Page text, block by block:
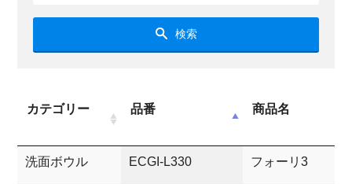
検索
カテゴリー 品番 商品名
洗面ボウル ECGI-L330 フォーリ3